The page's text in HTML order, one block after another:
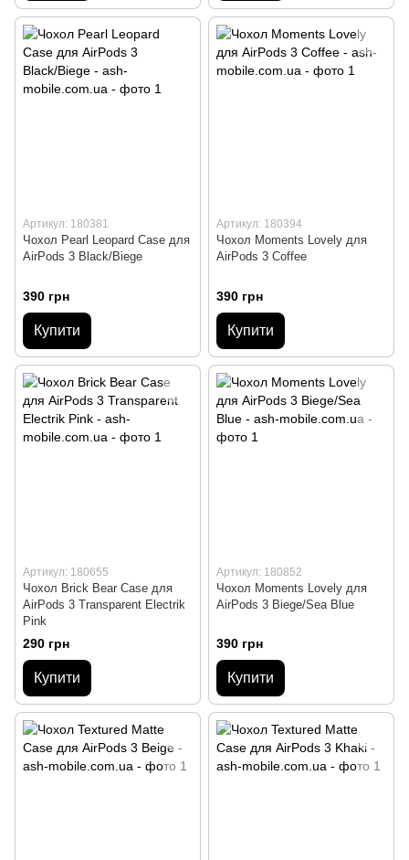
Артикул: 180381
Чохол Pearl Leopard Case для
AirPods 3 Black/Biege
390 грн
Купити
Артикул: 180394
Чохол Moments Lovely для
AirPods 3 Coffee
390 грн
Купити
Артикул: 180655
Чохол Brick Bear Case для
AirPods 3 Transparent Electrik
Pink
290 грн
Купити
Артикул: 180852
Чохол Moments Lovely для
AirPods 3 Biege/Sea Blue
390 грн
Купити